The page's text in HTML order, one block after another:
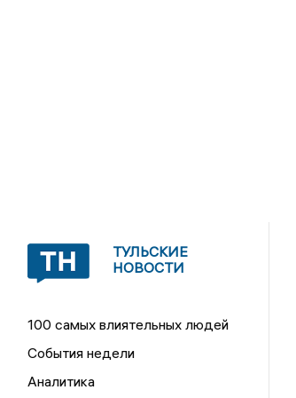
ТУЛЬСКИЕ
НОВОСТИ
100 самых влиятельных людей
События недели
Аналитика